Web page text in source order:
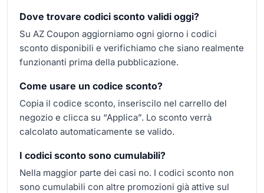
Dove trovare codici sconto validi oggi?
Su AZ Coupon aggiorniamo ogni giorno i codici
sconto disponibili e verifichiamo che siano realmente
funzionanti prima della pubblicazione.
Come usare un codice sconto?
Copia il codice sconto, inseriscilo nel carrello del
negozio e clicca su “Applica”. Lo sconto verrà
calcolato automaticamente se valido.
I codici sconto sono cumulabili?
Nella maggior parte dei casi no. I codici sconto non
sono cumulabili con altre promozioni già attive sul